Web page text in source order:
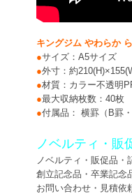
キングジム やわらか
●サイズ：A5サイズ
●外寸：約
●材質：カラー不透明
●最大収納枚数：40枚
●付属品： 横罫（B罫
ノベルティ・販
ノベルティ・販促品・
創立記念品・卒業記念
お問い合わせ・見積依